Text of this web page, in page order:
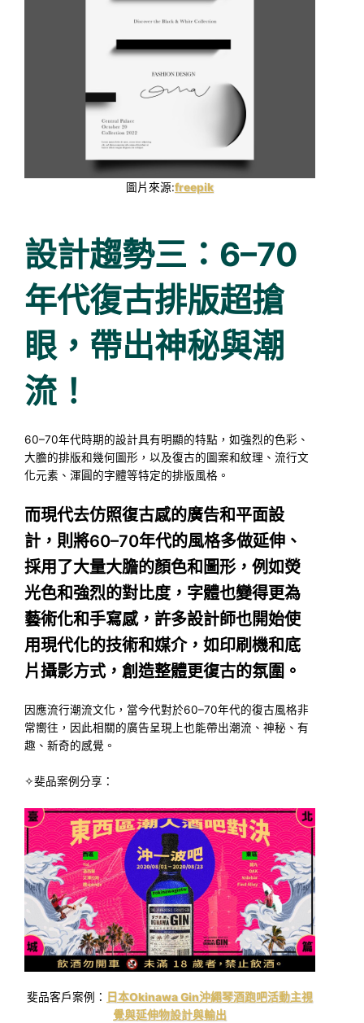
圖片來源:freepik
設計趨勢三：6–70
年代復古排版超搶
眼，帶出神秘與潮
流！
60–70年代時期的設計具有明顯的特點，如強烈的色彩、
大膽的排版和幾何圖形，以及復古的圖案和紋理、流行文
化元素、渾圓的字體等特定的排版風格。
而現代去仿照復古感的廣告和平面設
計，則將60–70年代的風格多做延伸、
採用了大量大膽的顏色和圖形，例如熒
光色和強烈的對比度，字體也變得更為
藝術化和手寫感，許多設計師也開始使
用現代化的技術和媒介，如印刷機和底
片攝影方式，創造整體更復古的氛圍。
因應流行潮流文化，當今代對於60–70年代的復古風格非
常嚮往，因此相關的廣告呈現上也能帶出潮流、神秘、有
趣、新奇的感覺。
✧斐品案例分享：
斐品客戶案例：
日本Okinawa Gin沖繩琴酒跑吧活動主視
覺與延伸物設計與輸出